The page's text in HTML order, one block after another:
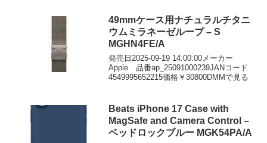
49mmケース用ナチュラルチタニ
ウムミラネーゼループ – S
MGHN4FE/A
発売日2025-09-19 14:00:00メーカー
Apple 品番ap_25091000239JANコード
4549995652215価格￥30800DMMで見る
Beats iPhone 17 Case with
MagSafe and Camera Control –
ベッドロックブルー MGK54PA/A